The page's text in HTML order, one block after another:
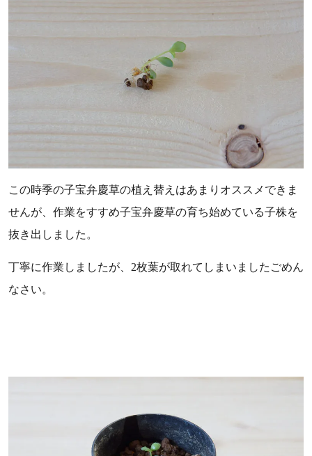
この時季の子宝弁慶草の植え替えはあまりオススメできま
せんが、作業をすすめ子宝弁慶草の育ち始めている子株を
抜き出しました。
丁寧に作業しましたが、2枚葉が取れてしまいましたごめん
なさい。